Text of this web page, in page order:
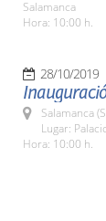
Salamanca
Hora: 10:00 h.
28/10/2019
Salamanca
Lugar:
Hora: 10:00 h.